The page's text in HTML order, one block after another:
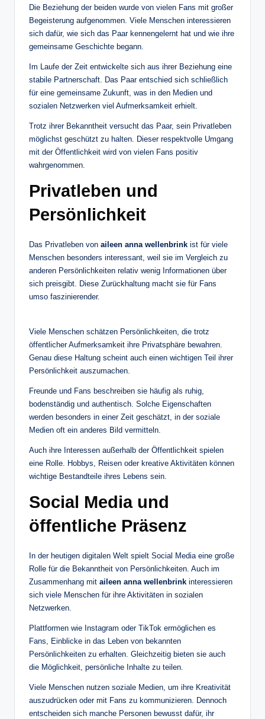
Die Beziehung der beiden wurde von vielen Fans mit großer
Begeisterung aufgenommen. Viele Menschen interessieren
sich dafür, wie sich das Paar kennengelernt hat und wie ihre
gemeinsame Geschichte begann.
Im Laufe der Zeit entwickelte sich aus ihrer Beziehung eine
stabile Partnerschaft. Das Paar entschied sich schließlich
für eine gemeinsame Zukunft, was in den Medien und
sozialen Netzwerken viel Aufmerksamkeit erhielt.
Trotz ihrer Bekanntheit versucht das Paar, sein Privatleben
möglichst geschützt zu halten. Dieser respektvolle Umgang
mit der Öffentlichkeit wird von vielen Fans positiv
wahrgenommen.
Privatleben und
Persönlichkeit
Das Privatleben von aileen anna wellenbrink ist für viele
Menschen besonders interessant, weil sie im Vergleich zu
anderen Persönlichkeiten relativ wenig Informationen über
sich preisgibt. Diese Zurückhaltung macht sie für Fans
umso faszinierender.
Viele Menschen schätzen Persönlichkeiten, die trotz
öffentlicher Aufmerksamkeit ihre Privatsphäre bewahren.
Genau diese Haltung scheint auch einen wichtigen Teil ihrer
Persönlichkeit auszumachen.
Freunde und Fans beschreiben sie häufig als ruhig,
bodenständig und authentisch. Solche Eigenschaften
werden besonders in einer Zeit geschätzt, in der soziale
Medien oft ein anderes Bild vermitteln.
Auch ihre Interessen außerhalb der Öffentlichkeit spielen
eine Rolle. Hobbys, Reisen oder kreative Aktivitäten können
wichtige Bestandteile ihres Lebens sein.
Social Media und
öffentliche Präsenz
In der heutigen digitalen Welt spielt Social Media eine große
Rolle für die Bekanntheit von Persönlichkeiten. Auch im
Zusammenhang mit aileen anna wellenbrink interessieren
sich viele Menschen für ihre Aktivitäten in sozialen
Netzwerken.
Plattformen wie Instagram oder TikTok ermöglichen es
Fans, Einblicke in das Leben von bekannten
Persönlichkeiten zu erhalten. Gleichzeitig bieten sie auch
die Möglichkeit, persönliche Inhalte zu teilen.
Viele Menschen nutzen soziale Medien, um ihre Kreativität
auszudrücken oder mit Fans zu kommunizieren. Dennoch
entscheiden sich manche Personen bewusst dafür, ihr